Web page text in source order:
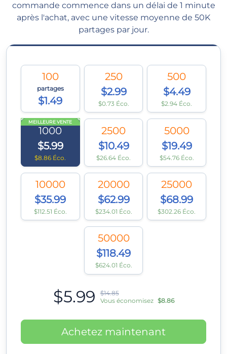
commande commence dans un délai de 1 minute
après l'achat, avec une vitesse moyenne de 50K
partages par jour.
100
partages
$1.49
250
$2.99
$0.73 Éco.
500
$4.49
$2.94 Éco.
MEILLEURE VENTE
1000
$5.99
$8.86 Éco.
2500
$10.49
$26.64 Éco.
5000
$19.49
$54.76 Éco.
10000
$35.99
$112.51 Éco.
20000
$62.99
$234.01 Éco.
25000
$68.99
$302.26 Éco.
50000
$118.49
$624.01 Éco.
$5.99
$14.85
Vous économisez $8.86
Achetez maintenant